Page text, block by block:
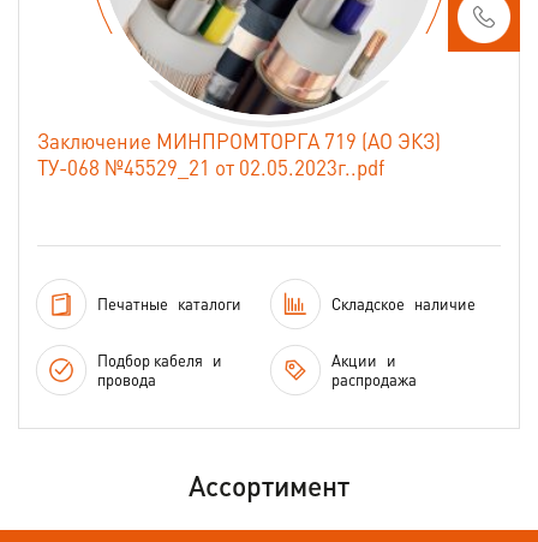
Заключение МИНПРОМТОРГА 719 (АО ЭКЗ)
ТУ-068 №45529_21 от 02.05.2023г..pdf
Печатные каталоги Складское наличие
Подбор кабеля и
провода
Акции и
распродажа
Ассортимент